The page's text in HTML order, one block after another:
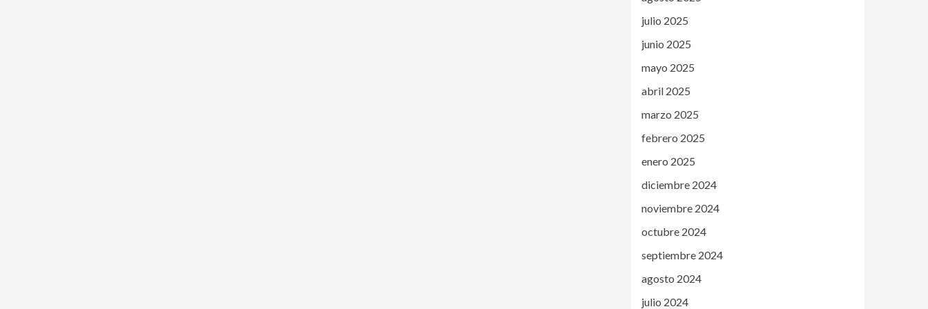
julio 2025
junio 2025
mayo 2025
abril 2025
marzo 2025
febrero 2025
enero 2025
diciembre 2024
noviembre 2024
octubre 2024
septiembre 2024
agosto 2024
julio 2024